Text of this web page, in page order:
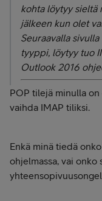
kohta löytyy sieltä
jälkeen kun olet
Seuraavalla
tyyppi, löytyy tuo
Outlook 2016
POP tilejä minulla
vaihda IMAP tiliksi.
Enkä minä tiedä
ohjelmassa, vai